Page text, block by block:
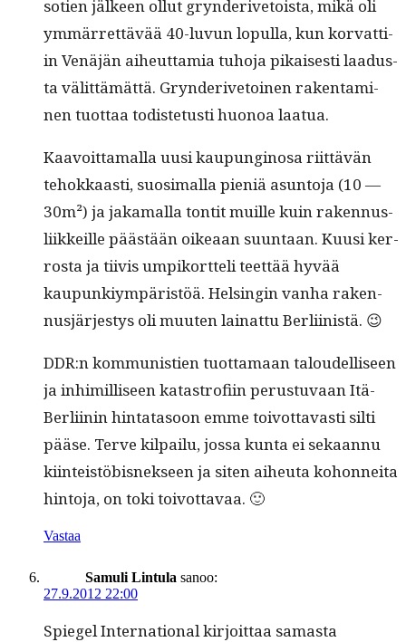
sotien jäl­keen ollut gryn­deriv­e­toista, mikä oli
ymmär­ret­tävää 40-luvun lop­ul­la, kun kor­vat­ti­
in Venäjän aiheut­tamia tuho­ja pikaises­ti laadus­
ta välit­tämät­tä. Gryn­deriv­e­toinen rak­en­t­a­mi­
nen tuot­taa todis­te­tusti huonoa laatua.
Kaavoit­ta­mal­la uusi kaupungi­nosa riit­tävän
tehokkaasti, suosi­mal­la pieniä asun­to­ja (10 —
30m²) ja jaka­mal­la ton­tit muille kuin raken­nus­
li­ikkeille päästään oikeaan suun­taan. Kuusi ker­
rosta ja tiivis umpiko­rt­teli teet­tää hyvää
kaupunkiym­päristöä. Helsin­gin van­ha raken­
nusjärjestys oli muuten lainat­tu Berliinistä. 😉
DDR:n kom­mu­nistien tuot­ta­maan taloudel­liseen
ja inhimil­liseen katas­trofi­in perus­tu­vaan Itä-
Berli­inin hin­tata­soon emme toiv­ot­tavasti silti
pääse. Ter­ve kil­pailu, jos­sa kun­ta ei sekaan­nu
kiin­teistöbis­nek­seen ja siten aiheuta kohon­nei­ta
hin­to­ja, on toki toivottavaa. 🙂
Vastaa
Samuli Lintula sanoo:
27.9.2012 22:00
Spiegel Inter­na­tion­al kir­joit­taa samas­ta